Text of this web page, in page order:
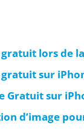
lors de
sur
Gratuit sur
d’image